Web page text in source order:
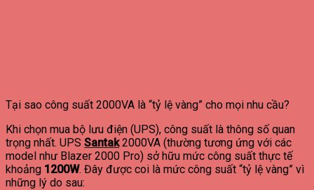
Tại sao công suất 2000VA là “tỷ lệ vàng” cho mọi nhu cầu?
Khi chọn mua bộ lưu điện (UPS), công suất là thông số quan
trọng nhất. UPS Santak2000VA (thường tương ứng với các
model như Blazer 2000 Pro) sở hữu mức công suất thực tế
khoảng 1200W. Đây được coi là mức công suất “tỷ lệ vàng” vì
những lý do sau: